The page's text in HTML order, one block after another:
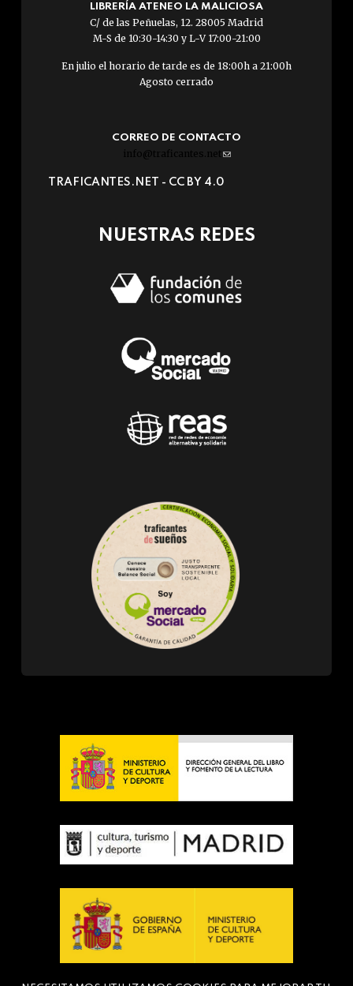
LIBRERÍA ATENEO LA MALICIOSA
C/ de las Peñuelas, 12. 28005 Madrid
M-S de 10:30-14:30 y L-V 17:00-21:00
En julio el horario de tarde es de 18:00h a 21:00h
Agosto cerrado
CORREO DE CONTACTO
info@traficantes.net (link
e-
TRAFICANTES.NET - CC BY 4.0
NUESTRAS REDES